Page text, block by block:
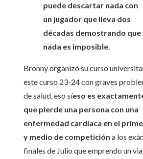
puede descartar nada con
un jugador que lleva dos
décadas demostrando que
nada es imposible.
Bronny organizó su curso
este curso 23-24 con graves
de salud, eso síeso es
que pierde una persona con una
enfermedad cardíaca en el
y medio de competición a los
finales de Julio que emprendo un